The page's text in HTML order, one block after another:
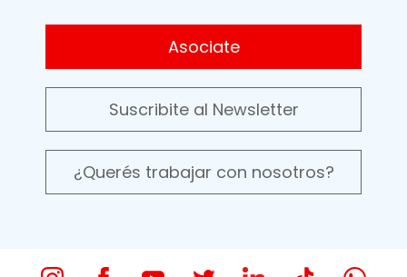
Asociate
Suscribite al Newsletter
¿Querés trabajar con nosotros?